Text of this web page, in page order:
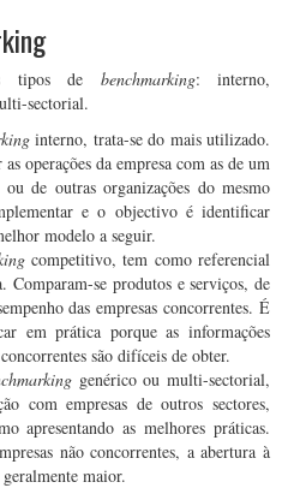
tipos de benchmarking: interno,
sectorial.
interno, trata-se do mais utilizado.
operações da empresa com as de um
de outras organizações do mesmo
e o objectivo é identificar
modelo a seguir.
competitivo, tem como referencial
Comparam-se produtos e serviços, de
das empresas concorrentes. É
em prática porque as informações
são difíceis de obter.
genérico ou multi-sectorial,
com empresas de outros sectores,
apresentando as melhores práticas.
não concorrentes, a abertura à
maior.